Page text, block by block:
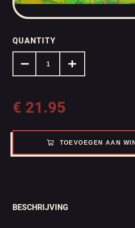
QUANTITY
€ 21.95
TOEVOEGEN AAN
BESCHRIJVING